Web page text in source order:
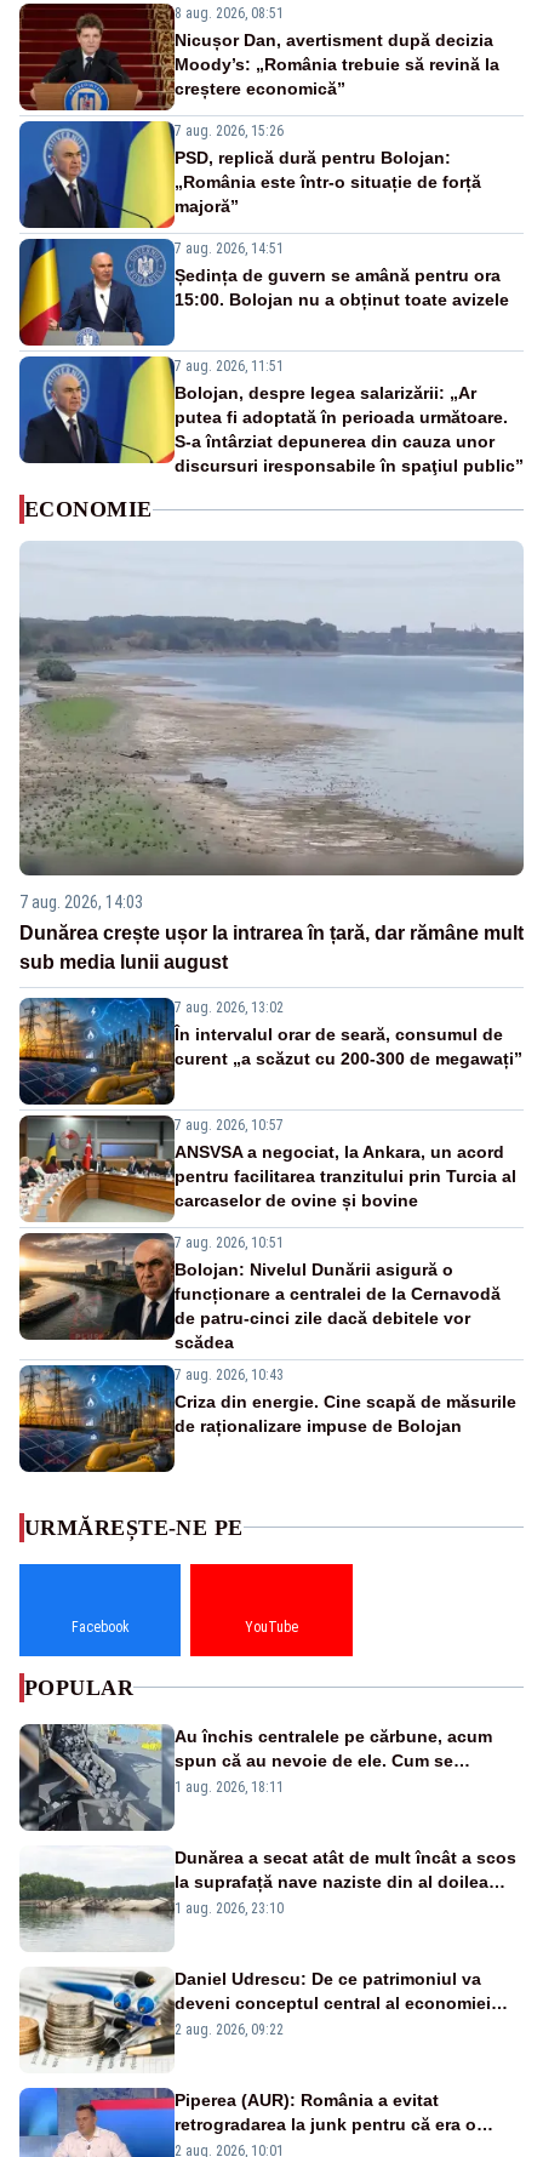
8 aug. 2026, 08:51
Nicușor Dan, avertisment după decizia
Moody’s: „România trebuie să revină la
creștere economică”
7 aug. 2026, 15:26
PSD, replică dură pentru Bolojan:
„România este într-o situație de forță
majoră”
7 aug. 2026, 14:51
Ședința de guvern se amână pentru ora
15:00. Bolojan nu a obținut toate avizele
7 aug. 2026, 11:51
Bolojan, despre legea salarizării: „Ar
putea fi adoptată în perioada următoare.
S-a întârziat depunerea din cauza unor
discursuri iresponsabile în spaţiul public”
ECONOMIE
7 aug. 2026, 14:03
Dunărea crește ușor la intrarea în țară, dar rămâne mult
sub media lunii august
7 aug. 2026, 13:02
În intervalul orar de seară, consumul de
curent „a scăzut cu 200-300 de megawați”
7 aug. 2026, 10:57
ANSVSA a negociat, la Ankara, un acord
pentru facilitarea tranzitului prin Turcia al
carcaselor de ovine și bovine
7 aug. 2026, 10:51
Bolojan: Nivelul Dunării asigură o
funcționare a centralei de la Cernavodă
de patru-cinci zile dacă debitele vor
scădea
7 aug. 2026, 10:43
Criza din energie. Cine scapă de măsurile
de raționalizare impuse de Bolojan
URMĂREȘTE-NE PE
Facebook YouTube
POPULAR
Au închis centralele pe cărbune, acum
spun că au nevoie de ele. Cum se
pasează vina în plină criză energetică
1 aug. 2026, 18:11
Dunărea a secat atât de mult încât a scos
la suprafață nave naziste din al doilea
război mondial
1 aug. 2026, 23:10
Daniel Udrescu: De ce patrimoniul va
deveni conceptul central al economiei
viitoare?
2 aug. 2026, 09:22
Piperea (AUR): România a evitat
retrogradarea la junk pentru că era o
catastrofă pentru bănci și fondurile de
2 aug. 2026, 10:01